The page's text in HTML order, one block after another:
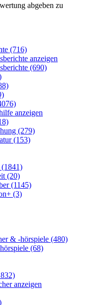
abgeben zu
(716)
anzeigen
(690)
anzeigen
(279)
(153)
(20)
(1145)
(3)
& -hörspiele (480)
(68)
anzeigen